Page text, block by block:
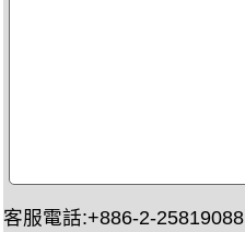
客服電話:+886-2-25819088